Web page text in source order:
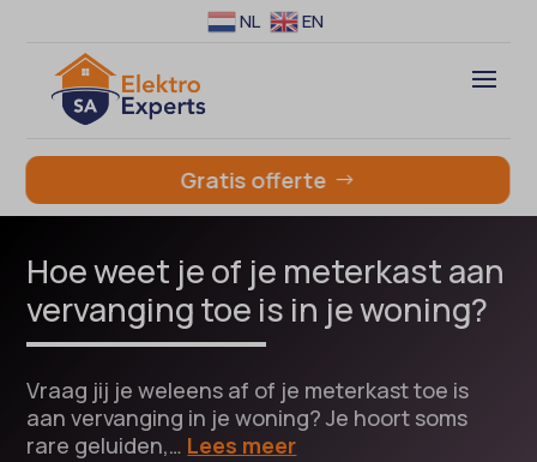
NL EN
Gratis offerte
Hoe weet je of je meterkast aan
vervanging toe is in je woning?
Vraag jij je weleens af of je meterkast toe is
aan vervanging in je woning? Je hoort soms
rare geluiden,… Lees meer